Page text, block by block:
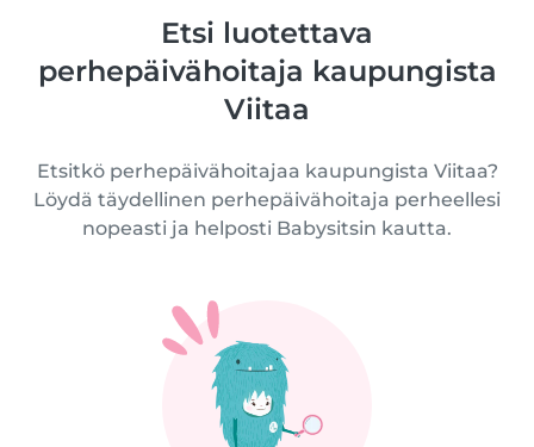
Etsi luotettava
perhepäivähoitaja kaupungista
Viitaa
Etsitkö perhepäivähoitajaa kaupungista Viitaa?
Löydä täydellinen perhepäivähoitaja perheellesi
nopeasti ja helposti Babysitsin kautta.